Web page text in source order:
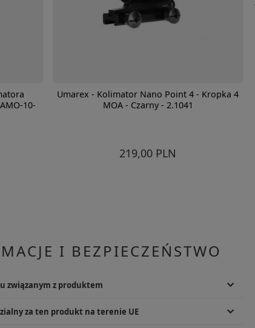
10-
Umarex - Kolimator Nano Point 4 - Kropka 4
MOA - Czarny - 2.1041
219,00 PLN
I BEZPIECZEŃSTWO
związanym z produktem
Ruchome elementy. Przechowywać w bezpiecznym miejscu,
Zużyty produkt utylizować zgodnie z lokalnymi
za ten produkt na terenie UE